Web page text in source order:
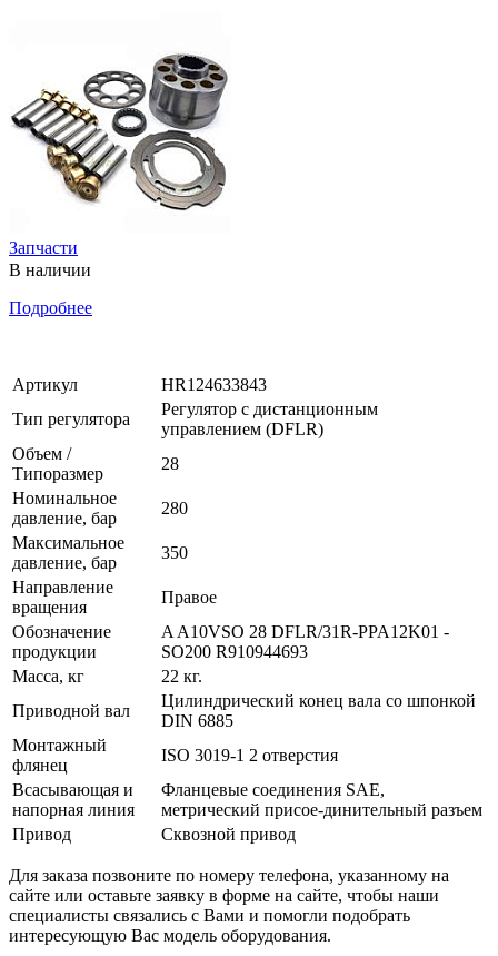
Запчасти
В наличии
Подробнее
Артикул
HR124633843
Тип регулятора
Регулятор с дистанционным
управлением (DFLR)
Объем /
Типоразмер
28
Номинальное
давление, бар
280
Максимальное
давление, бар
350
Направление
вращения
Правое
Обозначение
продукции
A A10VSO 28 DFLR/31R-PPA12K01 -
SO200 R910944693
Масса, кг
22 кг.
Приводной вал
Цилиндрический конец вала со шпонкой
DIN 6885
Монтажный
флянец
ISO 3019-1 2 отверстия
Всасывающая и
напорная линия
Фланцевые соединения SAE,
метрический присое-динительный разъем
Привод
Сквозной привод
Для заказа позвоните по номеру телефона, указанному на
сайте или оставьте заявку в форме на сайте, чтобы наши
специалисты связались с Вами и помогли подобрать
интересующую Вас модель оборудования.